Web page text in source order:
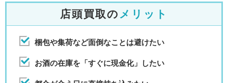
店頭買取の メリット
梱包や集荷など面倒なことは避けたい
お酒の在庫を「すぐに現金化」したい